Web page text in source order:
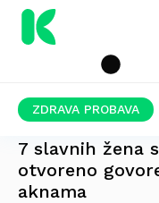
ZDRAVA PROBAVA
7 slavnih žena
otvoreno
aknama